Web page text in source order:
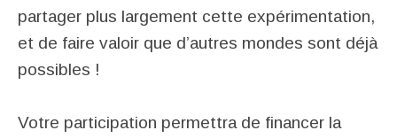
partager plus largement cette expérimentation,
et de faire valoir que d’autres mondes sont déjà
possibles !
Votre participation permettra de financer la